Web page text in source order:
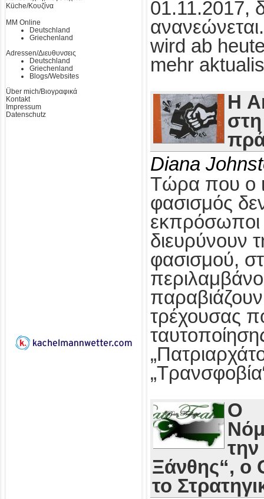
Küche/Κουζίνα
MM Online
Deutschland
Griechenland
Adressen/Διευθυνσεις
Deutschland
Griechenland
Blogs/Websites
Über mich/Βιογραφικά
Kontakt
Impressum
Datenschutz
01.11.2017,
wird ab
mehr
Η
Diana
Τώρα που ο
φασισμός
εκπρόσωποι
διευρύνουν
φασισμού,
τρέχουσας
Ο
Ξάνθης“, ο
το